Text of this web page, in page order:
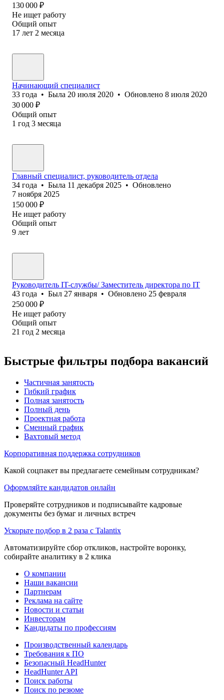
130 000 ₽
Не ищет работу
Общий опыт
17 лет 2 месяца
Начинающий специалист
33 года • Была 20 июля 2020 • Обновлено 8 июля 2020
30 000 ₽
Общий опыт
1 год 3 месяца
Главный специалист, руководитель отдела
34 года • Была 11 декабря 2025 • Обновлено
7 ноября 2025
150 000 ₽
Не ищет работу
Общий опыт
9 лет
Руководитель IT-службы/ Заместитель директора по IT
43 года • Был 27 января • Обновлено 25 февраля
250 000 ₽
Не ищет работу
Общий опыт
21 год 2 месяца
Быстрые фильтры подбора вакансий
Частичная занятость
Гибкий график
Полная занятость
Полный день
Проектная работа
Сменный график
Вахтовый метод
Корпоративная поддержка сотрудников
Какой соцпакет вы предлагаете семейным сотрудникам?
Оформляйте кандидатов онлайн
Проверяйте сотрудников и подписывайте кадровые
документы без бумаг и личных встреч
Ускорьте подбор в 2 раза с Talantix
Автоматизируйте сбор откликов, настройте воронку,
собирайте аналитику в 2 клика
О компании
Наши вакансии
Партнерам
Реклама на сайте
Новости и статьи
Инвесторам
Кандидаты по профессиям
Производственный календарь
Требования к ПО
Безопасный HeadHunter
HeadHunter API
Поиск работы
Поиск по резюме